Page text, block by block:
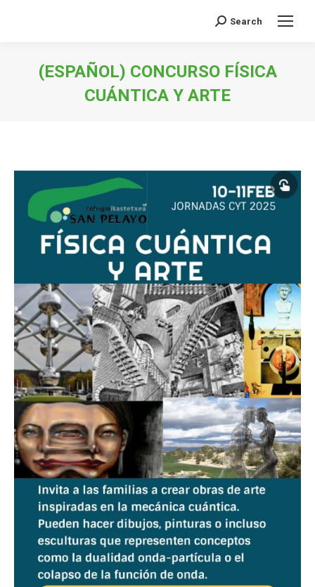
Search:
Search
(ESPAÑOL) CONCURSO FÍSICA
CUÁNTICA Y ARTE